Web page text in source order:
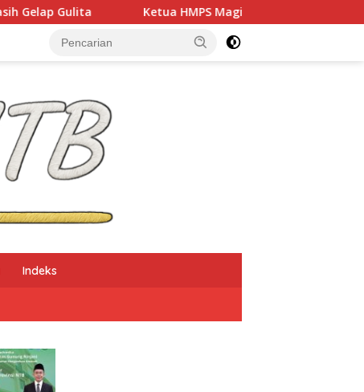
Ketua HMPS Magister PKO UNDIKMA Soroti Ketidaketisan
Indeks